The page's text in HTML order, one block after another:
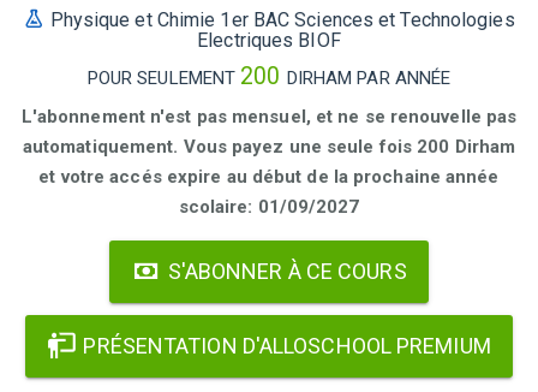
Physique et Chimie 1er BAC Sciences et Technologies
Electriques BIOF
POUR SEULEMENT 200 DIRHAM PAR ANNÉE
L'abonnement n'est pas mensuel, et ne se renouvelle pas
automatiquement. Vous payez une seule fois 200 Dirham
et votre accés expire au début de la prochaine année
scolaire: 01/09/2027
S'ABONNER À CE COURS
PRÉSENTATION D'ALLOSCHOOL PREMIUM